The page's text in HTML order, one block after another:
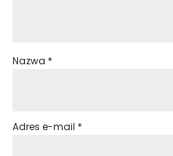
Nazwa *
Adres e-mail *